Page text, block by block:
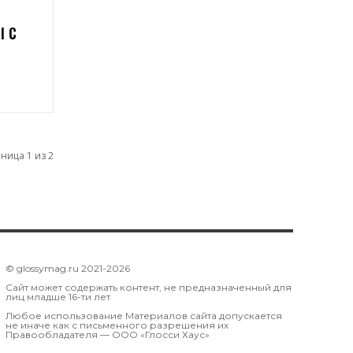
С
1 из 2
© glossymag.ru 2021-2026
Сайт может содержать контент, не предназначенный для
лиц младше 16-ти лет
Любое использование Материалов сайта допускается
не иначе как с письменного разрешения их
Правообладателя — OOO «Глосси Хаус»